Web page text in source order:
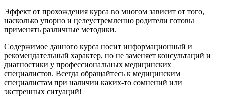
Эффект от прохождения курса во многом зависит от того,
насколько упорно и целеустремленно родители готовы
применять различные методики.
Содержимое данного курса носит информационный и
рекомендательный характер, но не заменяет консультаций и
диагностики у профессиональных медицинских
специалистов. Всегда обращайтесь к медицинским
специалистам при наличии каких-то сомнений или
экстренных ситуаций!